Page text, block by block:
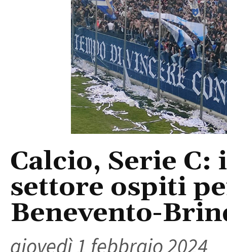
Calcio, Serie
settore ospiti
Benevento-